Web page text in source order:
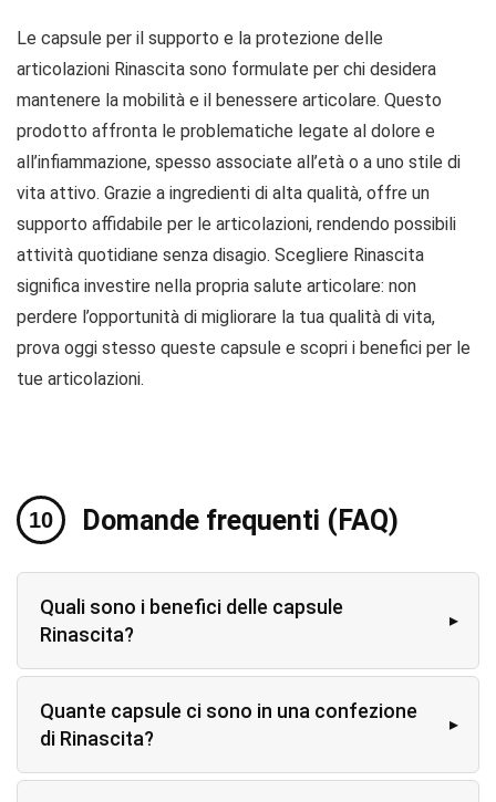
Le capsule per il supporto e la protezione delle
articolazioni Rinascita sono formulate per chi desidera
mantenere la mobilità e il benessere articolare. Questo
prodotto affronta le problematiche legate al dolore e
all’infiammazione, spesso associate all’età o a uno stile di
vita attivo. Grazie a ingredienti di alta qualità, offre un
supporto affidabile per le articolazioni, rendendo possibili
attività quotidiane senza disagio. Scegliere Rinascita
significa investire nella propria salute articolare: non
perdere l’opportunità di migliorare la tua qualità di vita,
prova oggi stesso queste capsule e scopri i benefici per le
tue articolazioni.
Domande frequenti (FAQ)
Quali sono i benefici delle capsule
Rinascita?
Quante capsule ci sono in una confezione
di Rinascita?